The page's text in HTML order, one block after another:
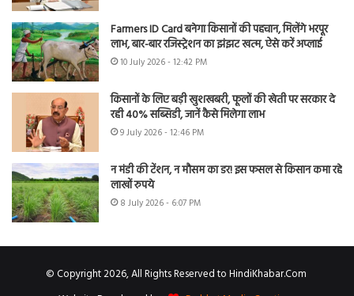
Farmers ID Card बनेगा किसानों की पहचान, मिलेंगे भरपूर
लाभ, बार-बार रजिस्ट्रेशन का झंझट खत्म, ऐसे करें अप्लाई
10 July 2026 - 12:42 PM
किसानों के लिए बड़ी खुशखबरी, फूलों की खेती पर सरकार दे
रही 40% सब्सिडी, जानें कैसे मिलेगा लाभ
9 July 2026 - 12:46 PM
न मंडी की टेंशन, न मौसम का डर! इस फसल से किसान कमा रहे
लाखों रुपये
8 July 2026 - 6:07 PM
© Copyright 2026, All Rights Reserved to HindiKhabar.Com